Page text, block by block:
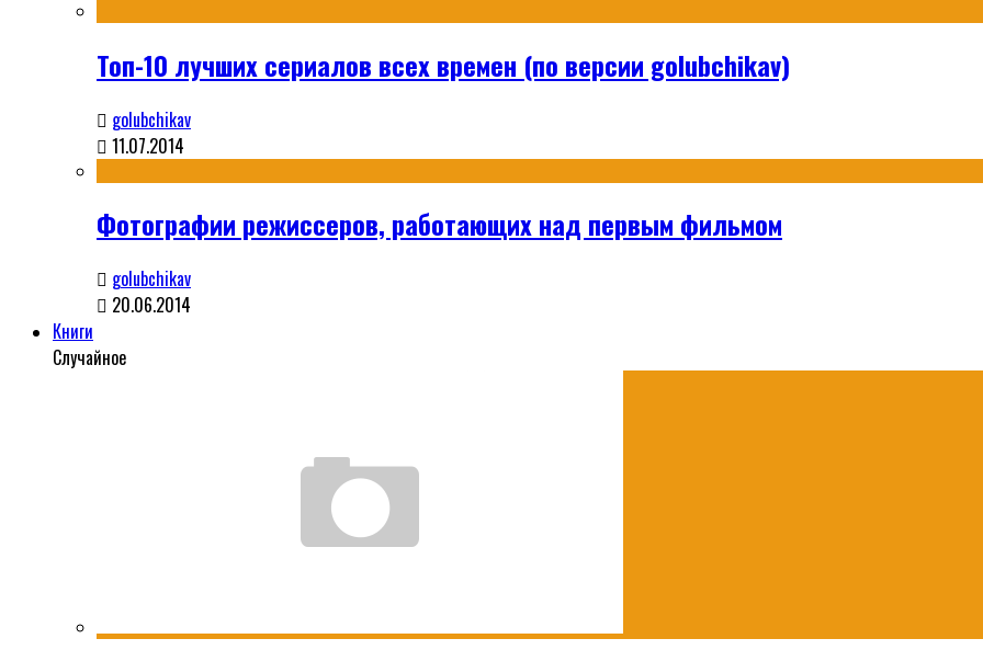
Топ-10 лучших сериалов всех времен (по версии golubchikav)
golubchikav
11.07.2014
Фотографии режиссеров, работающих над первым фильмом
golubchikav
20.06.2014
Книги
Случайное